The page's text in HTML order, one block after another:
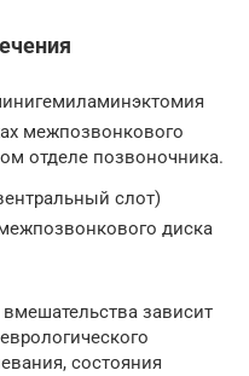
межпозвонкового
отделе позвоночника.
слот)
диска
зависит
состояния